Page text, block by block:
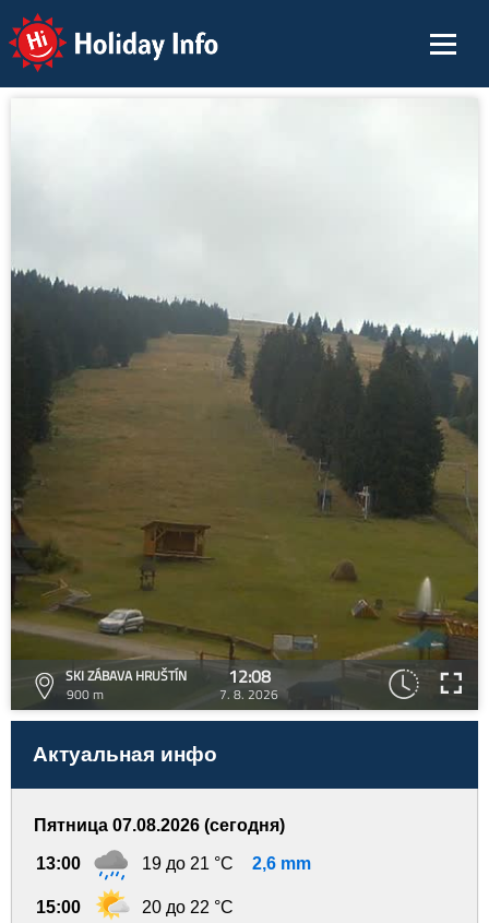
Holiday Info
SKI ZÁBAVA HRUŠTÍN
900 m
12:08
7. 8. 2026
Актуальная инфо
Пятница 07.08.2026 (сегодня)
13:00 19 до 21 °C 2,6 mm
15:00 20 до 22 °C